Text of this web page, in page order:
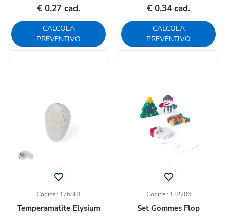
€ 0,27 cad.
CALCOLA
PREVENTIVO
€ 0,34 cad.
CALCOLA
PREVENTIVO
Codice : 176881
Temperamatite Elysium
Codice : 132206
Set Gommes Flop